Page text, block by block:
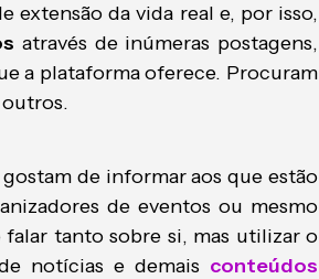
extensão da vida real e, por isso,
através de inúmeras postagens,
a plataforma oferece. Procuram
de informar aos que estão
de eventos ou mesmo
tanto sobre si, mas utilizar o
notícias e demais conteúdos